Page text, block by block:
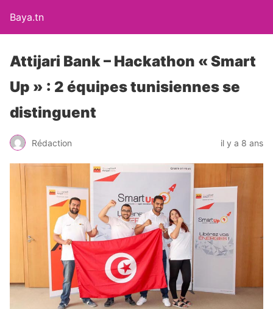
Baya.tn
Attijari Bank – Hackathon « Smart
Up » : 2 équipes tunisiennes se
distinguent
Rédaction il y a 8 ans